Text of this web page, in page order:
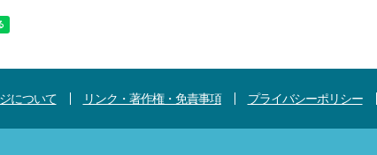
について リンク・著作権・免責事項 プライバシーポリシー